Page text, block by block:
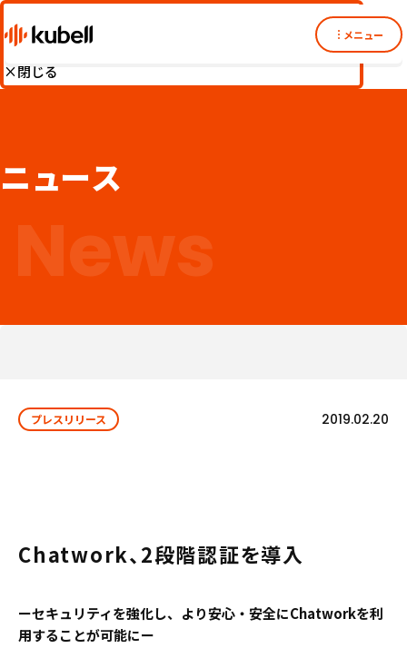
メニュー
Chatwork上でのなりすまし詐欺にご注意ください
×閉じる
ニュース
News
プレスリリース 2019.02.20
Chatwork、2段階認証を導入
ーセキュリティを強化し、より安心・安全にChatworkを利
用することが可能にー